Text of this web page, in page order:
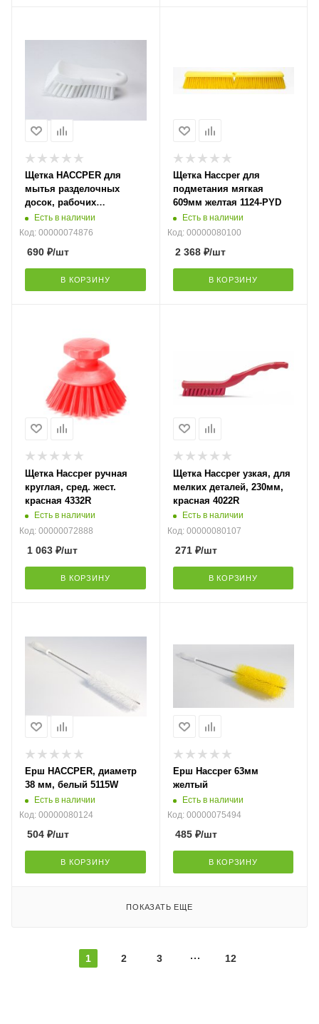
Щетка HACCPER для
мытья разделочных
досок, рабочих
поверхностей, жесткая,
153 мм, белая 4302W
Есть в наличии
Код: 00000074876
690 ₽/шт
В КОРЗИНУ
Щетка Haccper для
подметания мягкая
609мм желтая 1124-PYD
Есть в наличии
Код: 00000080100
2 368₽/шт
В КОРЗИНУ
Щетка Haccper ручная
круглая, сред. жест.
красная 4332R
Есть в наличии
Код: 00000072888
1 063 ₽/шт
В КОРЗИНУ
Щетка Haccper узкая, для
мелких деталей, 230мм,
красная 4022R
Есть в наличии
Код: 00000080107
271₽/шт
В КОРЗИНУ
Ерш HACCPER, диаметр
38 мм, белый 5115W
Есть в наличии
Код: 00000080124
504 ₽/шт
В КОРЗИНУ
Ерш Haccper 63мм
желтый
Есть в наличии
Код: 00000075494
485₽/шт
В КОРЗИНУ
ПОКАЗАТЬ ЕЩЕ
1 2 3 12